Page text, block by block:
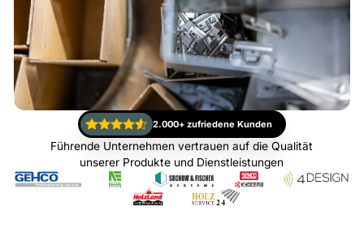
2.000+ zufriedene Kunden
Führende Unternehmen vertrauen auf die Qualität
unserer Produkte und Dienstleistungen